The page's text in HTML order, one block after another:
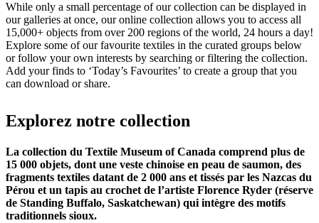
While only a small percentage of our collection can be displayed in
our galleries at once, our online collection allows you to access all
15,000+ objects from over 200 regions of the world, 24 hours a day!
Explore some of our favourite textiles in the curated groups below
or follow your own interests by searching or filtering the collection.
Add your finds to ‘Today’s Favourites’ to create a group that you
can download or share.
Explorez notre collection
La collection du Textile Museum of Canada comprend plus de
15 000 objets, dont une veste chinoise en peau de saumon, des
fragments textiles datant de 2 000 ans et tissés par les Nazcas du
Pérou et un tapis au crochet de l’artiste Florence Ryder (réserve
de Standing Buffalo, Saskatchewan) qui intègre des motifs
traditionnels sioux.